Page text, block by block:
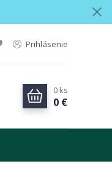
Prihlásenie
0 ks
0 €